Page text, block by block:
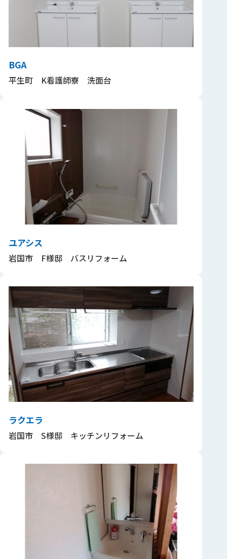
BGA
平生町 K看護師寮 洗面台
ユアシス
岩国市 F様邸 バスリフォーム
ラクエラ
岩国市 S様邸 キッチンリフォーム